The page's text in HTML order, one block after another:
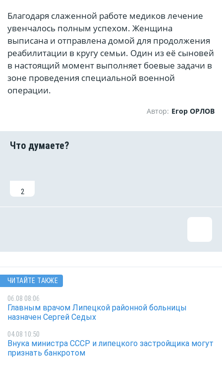
Благодаря слаженной работе медиков лечение
увенчалось полным успехом. Женщина
выписана и отправлена домой для продолжения
реабилитации в кругу семьи. Один из её сыновей
в настоящий момент выполняет боевые задачи в
зоне проведения специальной военной
операции.
Автор: Егор ОРЛОВ
2
ЧИТАЙТЕ ТАКЖЕ
06.08 08:06
Главным врачом Липецкой районной больницы
назначен Сергей Седых
04.08 10:50
Внука министра СССР и липецкого застройщика могут
признать банкротом